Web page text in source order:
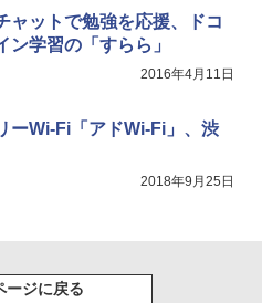
ャットで勉強を応援、ドコ
ン学習の「すらら」
2016年4月11日
ーWi-Fi「アドWi-Fi」、渋
2018年9月25日
ージに戻る